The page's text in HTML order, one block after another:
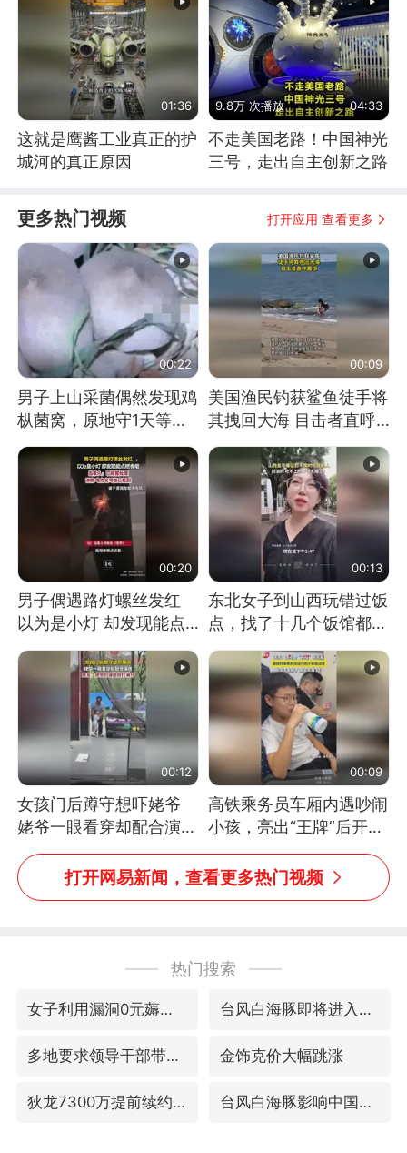
01:36
这就是鹰酱工业真正的护
城河的真正原因
9.8万 次播放 04:33
不走美国老路！中国神光
三号，走出自主创新之路
更多热门视频 打开应用 查看更多
00:22
男子上山采菌偶然发现鸡
枞菌窝，原地守1天等它
长大：挖了140多朵
00:09
美国渔民钓获鲨鱼徒手将
其拽回大海 目击者直呼
震惊 （视频来源：参考
消息）
00:20
男子偶遇路灯螺丝发红
以为是小灯 却发现能点
燃香烟 当事人：已报警
处理
00:13
东北女子到山西玩错过饭
点，找了十几个饭馆都没
开门：午休到几点
00:12
女孩门后蹲守想吓姥爷
姥爷一眼看穿却配合演出
网友：姥爷的演技我打满
分
00:09
高铁乘务员车厢内遇吵闹
小孩，亮出“王牌”后开启
一键静音
打开网易新闻，查看更多热门视频
热门搜索
女子利用漏洞0元薅走3000多件家电 台风白海豚即将进入48小时警戒线
多地要求领导干部带头休假 金饰克价大幅跳涨
狄龙7300万提前续约值不值 台风白海豚影响中国已成定局